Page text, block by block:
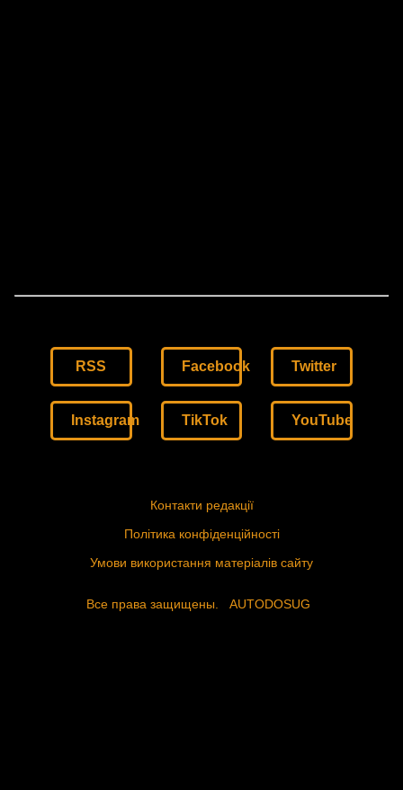
RSS Facebook Twitter
Instagram TikTok YouTube
Контакти редакції
Політика конфіденційності
Умови використання матеріалів сайту
Все права защищены. AUTODOSUG